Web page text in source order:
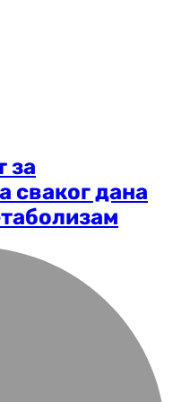
за
сваког дана